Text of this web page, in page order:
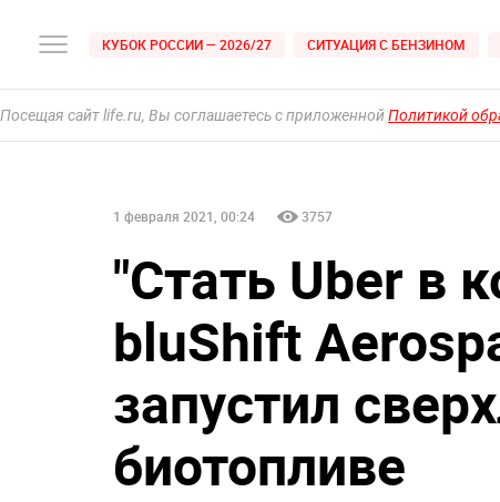
КУБОК РОССИИ — 2026/27 СИТУАЦИЯ С БЕНЗИНОМ
Посещая сайт life.ru, Вы соглашаетесь с приложеннойПолитикой
1 февраля 2021, 00:24 3757
"Стать Uber в
bluShift
запустил
биотопливе